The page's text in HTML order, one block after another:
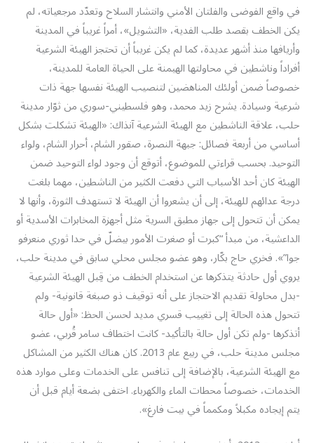
في واقع الفوضى والفلتان الأمني وانتشار السلاح وتعدّد مرجعياته، لم
يكن الخطف بقصد طلب الفدية، «التشويل»، أمراً غريباً في المدينة
وأريافها منذ أشهر عديدة، كما لم يكن غريباً أن تحتجز الهيئة الشرعية
أفراداً وناشطين في محاولتها الهيمنة على الحياة العامة للمدينة،
خصوصاً ضمن أولئك المناهضين لتنصيب الهيئة نفسها جهة ذات
شرعية وسيادة. يشرح زيد محمد، وهو فلسطيني-سوري من ثوّار مدينة
حلب، علاقة الناشطين مع الهيئة الشرعية آنذاك: «الهيئة تشكلت بشكل
أساسي من أربعة فصائل: جبهة النصرة، صقور الشام، أحرار الشام، ولواء
التوحيد. بحسب قراءتي للموضوع، أتوقع أن وجود لواء التوحيد ضمن
الهيئة كان أحد الأسباب التي دفعت الكثير من الناشطين، مهما بلغت
درجة عدائهم للهيئة، إلى أن يشعروا أن الهيئة لا تستهدف الثورة، وأنها لا
يمكن أن تتحول إلى جهاز مطبق السرية مثل أجهزة المخابرات الأسدية أو
الداعشية، من مبدأ “كبرت أو صغرت الأمور بيضلّ في حدا ثوري منعرفو
جوا”». فخري حاج بكّار، وهو عضو مجلس محلي سابق في مدينة حلب،
يروي أول حادثة يتذكرها عن استخدام الخطف من قِبل الهيئة الشرعية
-بدل محاولة تقديم الاحتجاز على أنه توقيف ذو صبغة قانونية- ولم
تتحول هذه الحالة إلى تغييب قسري مديد لحسن الحظ: «أول حالة
أتذكرها -ولم تكن أول حالة بالتأكيد- كانت اختطاف سامر قُربي، عضو
مجلس مدينة حلب، في ربيع عام 2013. كان هناك الكثير من المشاكل
مع الهيئة الشرعية، بالإضافة إلى تنافس على الخدمات وعلى موارد هذه
الخدمات، خصوصاً محطات الماء والكهرباء. اختفى بضعة أيام قبل أن
يتم إيجاده مكبلاً ومكمماً في بيت فارغ».